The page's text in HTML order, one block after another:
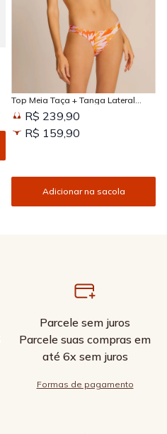
Top Meia Taça + Tanga Lateral
Larga Estampada Sun Kissed
R$ 239,90
R$ 159,90
Adicionar na sacola
Parcele sem juros
Parcele suas compras em
até 6x sem juros
Formas de pagamento